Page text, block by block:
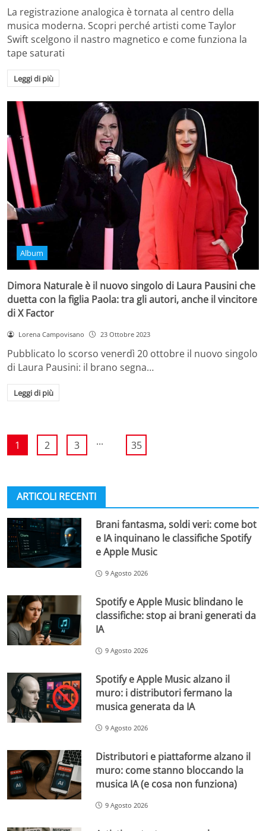
La registrazione analogica è tornata al centro della
musica moderna. Scopri perché artisti come Taylor
Swift scelgono il nastro magnetico e come funziona la
tape saturati
Leggi di più
Album
Dimora Naturale è il nuovo singolo di Laura Pausini che
duetta con la figlia Paola: tra gli autori, anche il vincitore
di X Factor
Lorena Campovisano 23 Ottobre 2023
Pubblicato lo scorso venerdì 20 ottobre il nuovo singolo
di Laura Pausini: il brano segna…
Leggi di più
1 2 3 ... 35
ARTICOLI RECENTI
Brani fantasma, soldi veri: come bot
e IA inquinano le classifiche Spotify
e Apple Music
9 Agosto 2026
Spotify e Apple Music blindano le
classifiche: stop ai brani generati da
IA
9 Agosto 2026
Spotify e Apple Music alzano il
muro: i distributori fermano la
musica generata da IA
9 Agosto 2026
Distributori e piattaforme alzano il
muro: come stanno bloccando la
musica IA (e cosa non funziona)
9 Agosto 2026